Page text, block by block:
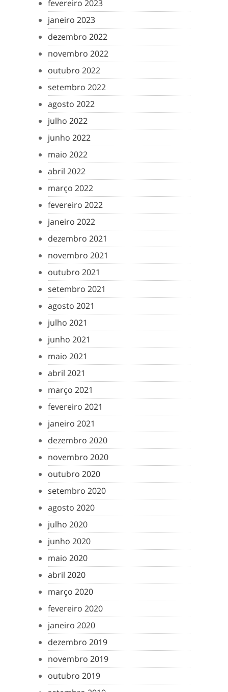
fevereiro 2023
janeiro 2023
dezembro 2022
novembro 2022
outubro 2022
setembro 2022
agosto 2022
julho 2022
junho 2022
maio 2022
abril 2022
março 2022
fevereiro 2022
janeiro 2022
dezembro 2021
novembro 2021
outubro 2021
setembro 2021
agosto 2021
julho 2021
junho 2021
maio 2021
abril 2021
março 2021
fevereiro 2021
janeiro 2021
dezembro 2020
novembro 2020
outubro 2020
setembro 2020
agosto 2020
julho 2020
junho 2020
maio 2020
abril 2020
março 2020
fevereiro 2020
janeiro 2020
dezembro 2019
novembro 2019
outubro 2019